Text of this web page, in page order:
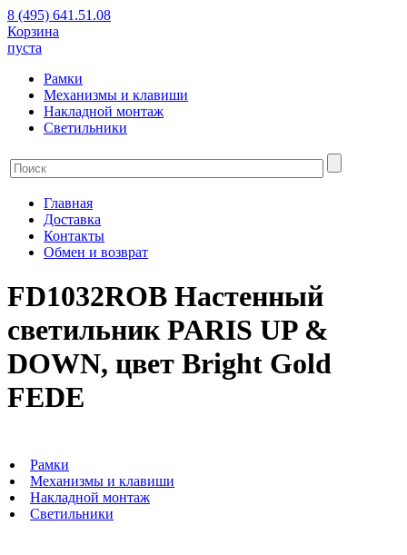
8 (495) 641.51.08
Корзина
пуста
Рамки
Механизмы и клавиши
Накладной монтаж
Светильники
Главная
Доставка
Контакты
Обмен и возврат
FD1032ROB Настенный
светильник PARIS UP &
DOWN, цвет Bright Gold
FEDE
Рамки
Механизмы и клавиши
Накладной монтаж
Светильники